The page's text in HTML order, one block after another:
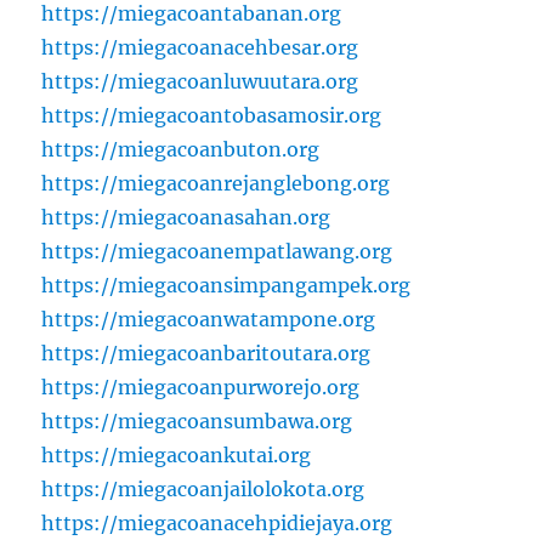
https://miegacoantabanan.org
https://miegacoanacehbesar.org
https://miegacoanluwuutara.org
https://miegacoantobasamosir.org
https://miegacoanbuton.org
https://miegacoanrejanglebong.org
https://miegacoanasahan.org
https://miegacoanempatlawang.org
https://miegacoansimpangampek.org
https://miegacoanwatampone.org
https://miegacoanbaritoutara.org
https://miegacoanpurworejo.org
https://miegacoansumbawa.org
https://miegacoankutai.org
https://miegacoanjailolokota.org
https://miegacoanacehpidiejaya.org